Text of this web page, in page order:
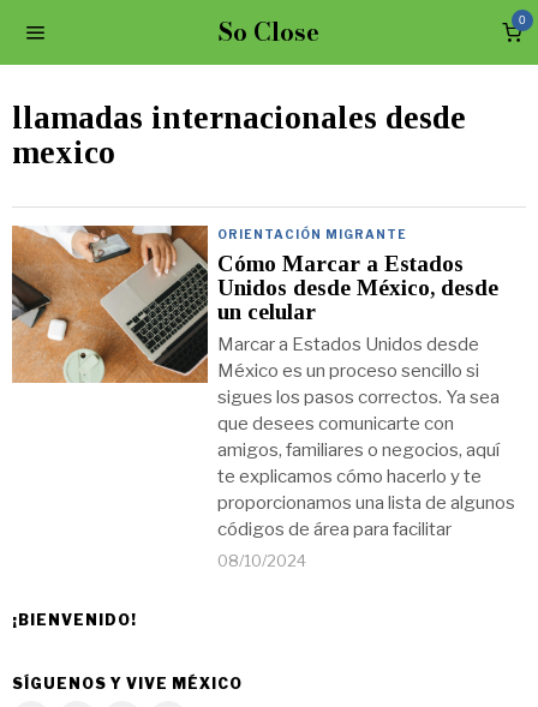
So Close 0
llamadas internacionales desde
mexico
ORIENTACIÓN MIGRANTE
Cómo Marcar a Estados
Unidos desde México, desde
un celular
Marcar a Estados Unidos desde
México es un proceso sencillo si
sigues los pasos correctos. Ya sea
que desees comunicarte con
amigos, familiares o negocios, aquí
te explicamos cómo hacerlo y te
proporcionamos una lista de algunos
códigos de área para facilitar
08/10/2024
¡BIENVENIDO!
SÍGUENOS Y VIVE MÉXICO